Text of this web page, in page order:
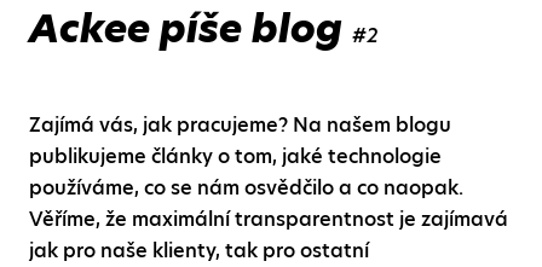
Ackee píše blog #2
Zajímá vás, jak pracujeme? Na našem blogu
publikujeme články o tom, jaké technologie
používáme, co se nám osvědčilo a co naopak.
Věříme, že maximální transparentnost je zajímavá
jak pro naše klienty, tak pro ostatní